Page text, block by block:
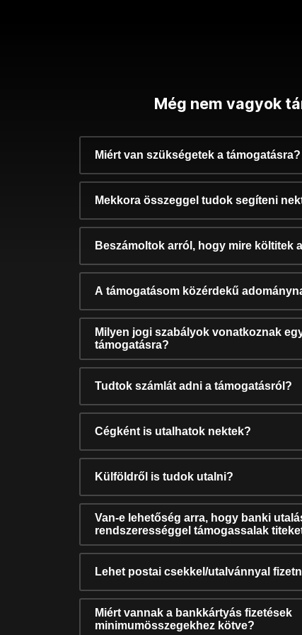
Még nem vagyok
Miért van szükségetek a támogatásra?
Mekkora összeggel tudok segíteni
Beszámoltok arról, hogy mire költitek
A támogatásom közérdekű
Milyen jogi szabályok vonatkoznak
támogatásra?
Tudtok számlát adni a támogatásról?
Cégként is utalhatok nektek?
Külföldről is tudok utalni?
Van-e lehetőség arra, hogy banki
rendszerességgel támogassalak
Lehet postai csekkel/utalvánnyal
Miért vannak a bankkártyás fizetések
minimumösszegekhez kötve?